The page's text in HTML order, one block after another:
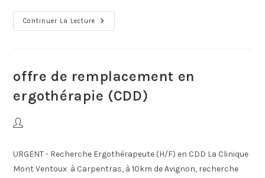
Continuer La Lecture
offre de remplacement en
ergothérapie (CDD)
URGENT - Recherche Ergothérapeute (H/F) en CDD La Clinique
Mont Ventoux à Carpentras, à 10km de Avignon, recherche